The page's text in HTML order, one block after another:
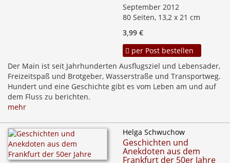
September 2012
80 Seiten, 13,2 x 21 cm
3,99 €
per Post bestellen
Der Main ist seit Jahrhunderten Ausflugsziel und Lebensader,
Freizeitspaß und Brotgeber, Wasserstraße und Transportweg.
Hundert und eine Geschichte gibt es vom Leben am und auf
dem Fluss zu berichten.
mehr
Helga Schwuchow
Geschichten und
Anekdoten aus dem
Frankfurt der 50er Jahre